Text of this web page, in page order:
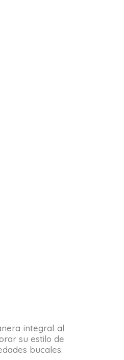
integral al
su estilo de
bucales.